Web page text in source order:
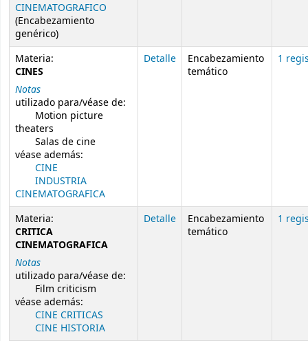
CINEMATOGRAFICO
(Encabezamiento
genérico)
Materia:
CINES
Notas
utilizado para/véase de:
Motion picture
theaters
Salas de cine
véase además:
CINE
INDUSTRIA
CINEMATOGRAFICA
Detalle
Encabezamiento
temático
1
Materia:
CRITICA
CINEMATOGRAFICA
Notas
utilizado para/véase de:
Film criticism
véase además:
CINE CRITICAS
CINE HISTORIA
Detalle
Encabezamiento
temático
1